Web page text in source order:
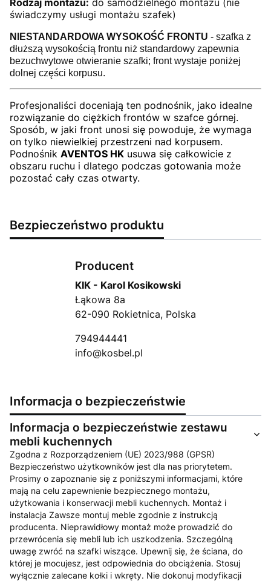
świadczymy usługi montażu szafek)
NIESTANDARDOWA WYSOKOŚĆ FRONTU - szafka z
dłuższą wysokością frontu niż standardowy zapewnia
bezuchwytowe otwieranie szafki; front wystaje poniżej
dolnej części korpusu.
Profesjonaliści doceniają ten podnośnik, jako idealne
rozwiązanie do ciężkich frontów w szafce górnej.
Sposób, w jaki front unosi się powoduje, że wymaga
on tylko niewielkiej przestrzeni nad korpusem.
Podnośnik AVENTOS HK usuwa się całkowicie z
obszaru ruchu i dlatego podczas gotowania może
pozostać cały czas otwarty.
Bezpieczeństwo produktu
Producent
KIK - Karol Kosikowski
Łąkowa 8a
62-090 Rokietnica, Polska
794944441
info@kosbel.pl
Informacja o bezpieczeństwie
Informacja o bezpieczeństwie zestawu
mebli kuchennych
Zgodna z Rozporządzeniem (UE) 2023/988 (GPSR)
Bezpieczeństwo użytkowników jest dla nas priorytetem.
Prosimy o zapoznanie się z poniższymi informacjami, które
mają na celu zapewnienie bezpiecznego montażu,
użytkowania i konserwacji mebli kuchennych. Montaż i
instalacja Zawsze montuj meble zgodnie z instrukcją
producenta. Nieprawidłowy montaż może prowadzić do
przewrócenia się mebli lub ich uszkodzenia. Szczególną
uwagę zwróć na szafki wiszące. Upewnij się, że ściana, do
której je mocujesz, jest odpowiednia do obciążenia. Stosuj
wyłącznie zalecane kołki i wkręty. Nie dokonuj modyfikacji